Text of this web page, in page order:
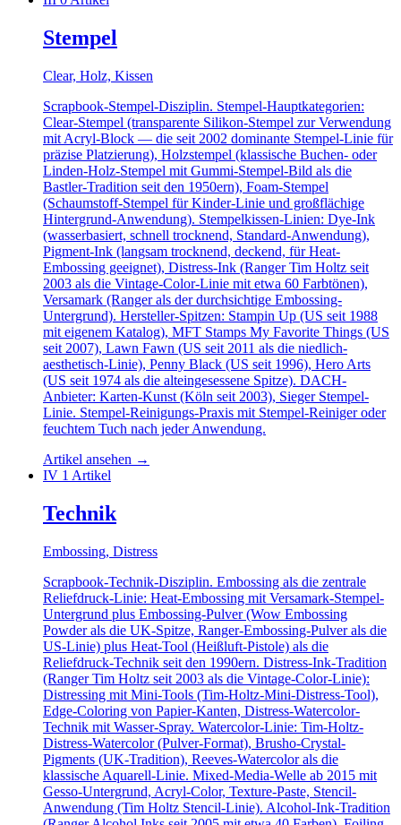
Stempel
Clear, Holz, Kissen
Scrapbook-Stempel-Disziplin. Stempel-Hauptkategorien:
Clear-Stempel (transparente Silikon-Stempel zur Verwendung
mit Acryl-Block — die seit 2002 dominante Stempel-Linie für
präzise Platzierung), Holzstempel (klassische Buchen- oder
Linden-Holz-Stempel mit Gummi-Stempel-Bild als die
Bastler-Tradition seit den 1950ern), Foam-Stempel
(Schaumstoff-Stempel für Kinder-Linie und großflächige
Hintergrund-Anwendung). Stempelkissen-Linien: Dye-Ink
(wasserbasiert, schnell trocknend, Standard-Anwendung),
Pigment-Ink (langsam trocknend, deckend, für Heat-
Embossing geeignet), Distress-Ink (Ranger Tim Holtz seit
2003 als die Vintage-Color-Linie mit etwa 60 Farbtönen),
Versamark (Ranger als der durchsichtige Embossing-
Untergrund). Hersteller-Spitzen: Stampin Up (US seit 1988
mit eigenem Katalog), MFT Stamps My Favorite Things (US
seit 2007), Lawn Fawn (US seit 2011 als die niedlich-
aesthetisch-Linie), Penny Black (US seit 1996), Hero Arts
(US seit 1974 als die alteingesessene Spitze). DACH-
Anbieter: Karten-Kunst (Köln seit 2003), Sieger Stempel-
Linie. Stempel-Reinigungs-Praxis mit Stempel-Reiniger oder
feuchtem Tuch nach jeder Anwendung.
Artikel ansehen →
IV 1 Artikel
Technik
Embossing, Distress
Scrapbook-Technik-Disziplin. Embossing als die zentrale
Reliefdruck-Linie: Heat-Embossing mit Versamark-Stempel-
Untergrund plus Embossing-Pulver (Wow Embossing
Powder als die UK-Spitze, Ranger-Embossing-Pulver als die
US-Linie) plus Heat-Tool (Heißluft-Pistole) als die
Reliefdruck-Technik seit den 1990ern. Distress-Ink-Tradition
(Ranger Tim Holtz seit 2003 als die Vintage-Color-Linie):
Distressing mit Mini-Tools (Tim-Holtz-Mini-Distress-Tool),
Edge-Coloring von Papier-Kanten, Distress-Watercolor-
Technik mit Wasser-Spray. Watercolor-Linie: Tim-Holtz-
Distress-Watercolor (Pulver-Format), Brusho-Crystal-
Pigments (UK-Tradition), Reeves-Watercolor als die
klassische Aquarell-Linie. Mixed-Media-Welle ab 2015 mit
Gesso-Untergrund, Acryl-Color, Texture-Paste, Stencil-
Anwendung (Tim Holtz Stencil-Linie). Alcohol-Ink-Tradition